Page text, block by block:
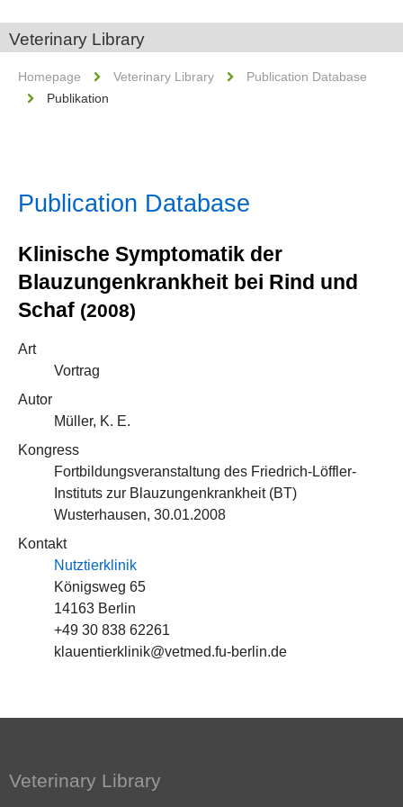
Veterinary Library
Homepage Veterinary Library
Publication Database
Publikation
Publication Database
Klinische Symptomatik der
Blauzungenkrankheit bei Rind und
Schaf (2008)
Art
Vortrag
Autor
Müller, K. E.
Kongress
Fortbildungsveranstaltung des Friedrich-Löffler-
Instituts zur Blauzungenkrankheit (BT)
Wusterhausen, 30.01.2008
Kontakt
Nutztierklinik
Königsweg 65
14163 Berlin
+49 30 838 62261
klauentierklinik@vetmed.fu-berlin.de
Veterinary Library